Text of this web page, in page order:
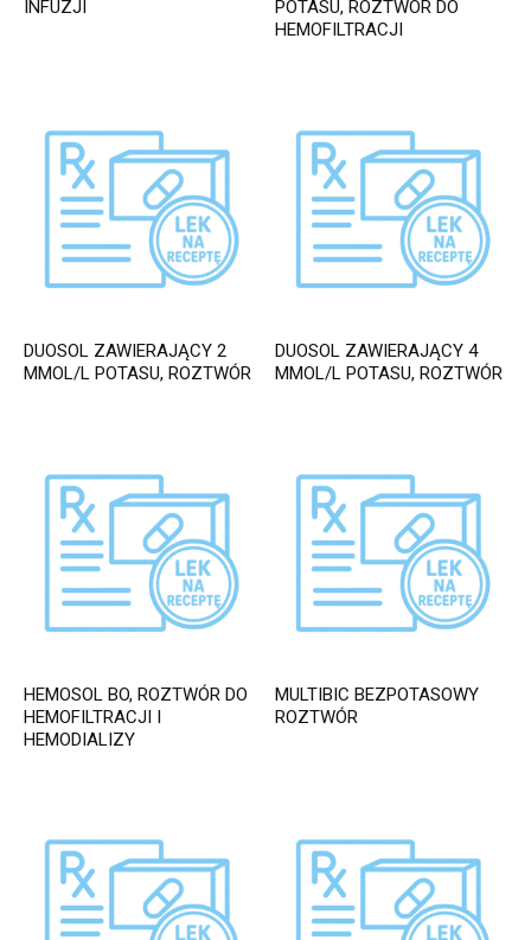
INFUZJI
POTASU, ROZTWÓR DO
HEMOFILTRACJI
DUOSOL ZAWIERAJĄCY 2
MMOL/L POTASU, ROZTWÓR
DUOSOL ZAWIERAJĄCY 4
MMOL/L POTASU, ROZTWÓR
HEMOSOL BO, ROZTWÓR DO
HEMOFILTRACJI I
HEMODIALIZY
MULTIBIC BEZPOTASOWY
ROZTWÓR